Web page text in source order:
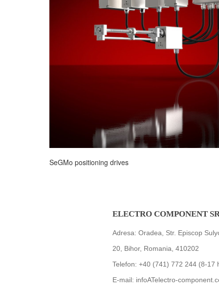
SeGMo positioning drives
ELECTRO COMPONENT
Adresa: Oradea, Str. Episcop
20, Bihor, Romania, 410202
Telefon: +40 (741) 772 244 (8-17
E-mail: infoATelectro-